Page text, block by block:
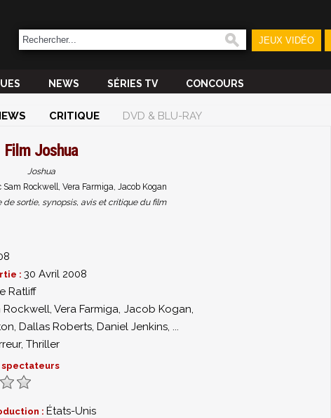
JEUX VIDÉO
NEWS SÉRIES TV CONCOURS
CRITIQUE DVD & BLU-RAY
Film Joshua
Joshua
Rockwell, Vera Farmiga, Jacob Kogan
de sortie, synopsis, avis et critique du film
: 30 Avril 2008
Ratliff
Rockwell,Vera Farmiga, Jacob Kogan,
, Dallas Roberts, Daniel Jenkins, ...
, Thriller
: États-Unis